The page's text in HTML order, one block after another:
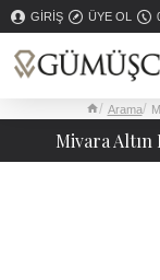
GIRIŞ ÜYE OL
Arama
Mivara Altın